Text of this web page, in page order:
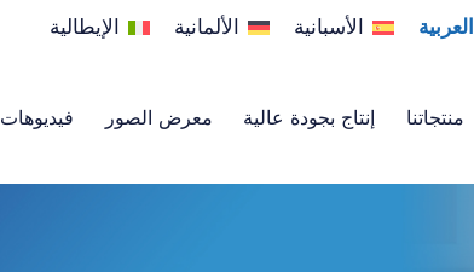
العربية الأسبانية الألمانية الإيطالية
منتجاتنا إنتاج بجودة عالية معرض الصور فيديوهات